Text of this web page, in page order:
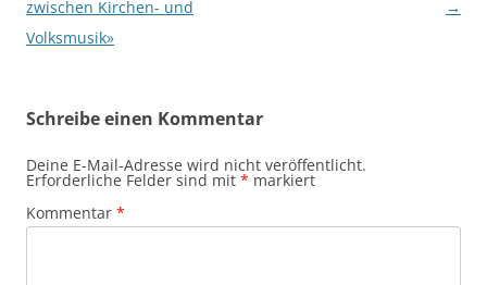
zwischen Kirchen- und
Volksmusik»
→
Schreibe einen Kommentar
Deine E-Mail-Adresse wird nicht veröffentlicht.
Erforderliche Felder sind mit * markiert
Kommentar *